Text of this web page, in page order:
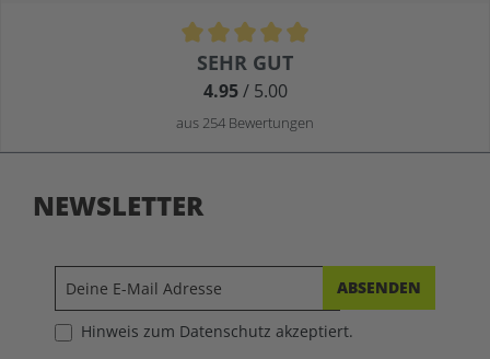
Durchschnittliche Bewertung von 4.9 von 5 Sternen
SEHR GUT
4.95/ 5.00
aus 254 Bewertungen
NEWSLETTER
ABSENDEN
Hinweis zum Datenschutz akzeptiert.